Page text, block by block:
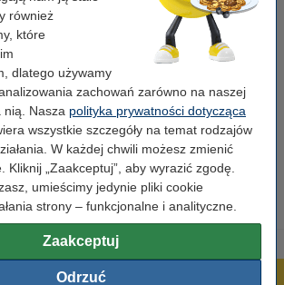
również
które
dlatego używamy
zachowań zarówno na naszej
nią. Nasza polityka prywatności dotycząca
wszystkie szczegóły na temat rodzajów
W każdej chwili możesz zmienić
Kliknij „Zaakceptuj”, aby wyrazić zgodę.
umieścimy jedynie pliki cookie
strony – funkcjonalne i analityczne.
Zaakceptuj
Odrzuć
123drukuj
biały
9 mm
XR-9ABU